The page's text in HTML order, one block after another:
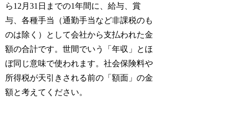
ら12月31日までの1年間に、給与、賞
与、各種手当（通勤手当など非課税のも
のは除く）として会社から支払われた金
額の合計です。世間でいう「年収」とほ
ぼ同じ意味で使われます。社会保険料や
所得税が天引きされる前の「額面」の金
額と考えてください。